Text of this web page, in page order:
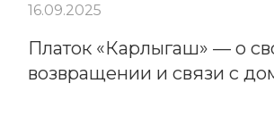
Платок «Карлыгаш» — о
возвращении и связи с
16.09.2025